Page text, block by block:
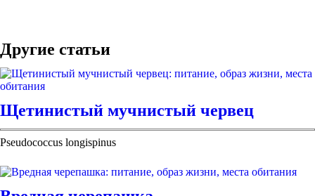
Другие статьи
Щетинистый мучнистый червец
Pseudococcus longispinus